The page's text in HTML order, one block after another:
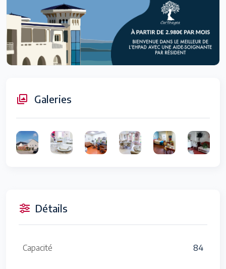
Galeries
Détails
Capacité 84